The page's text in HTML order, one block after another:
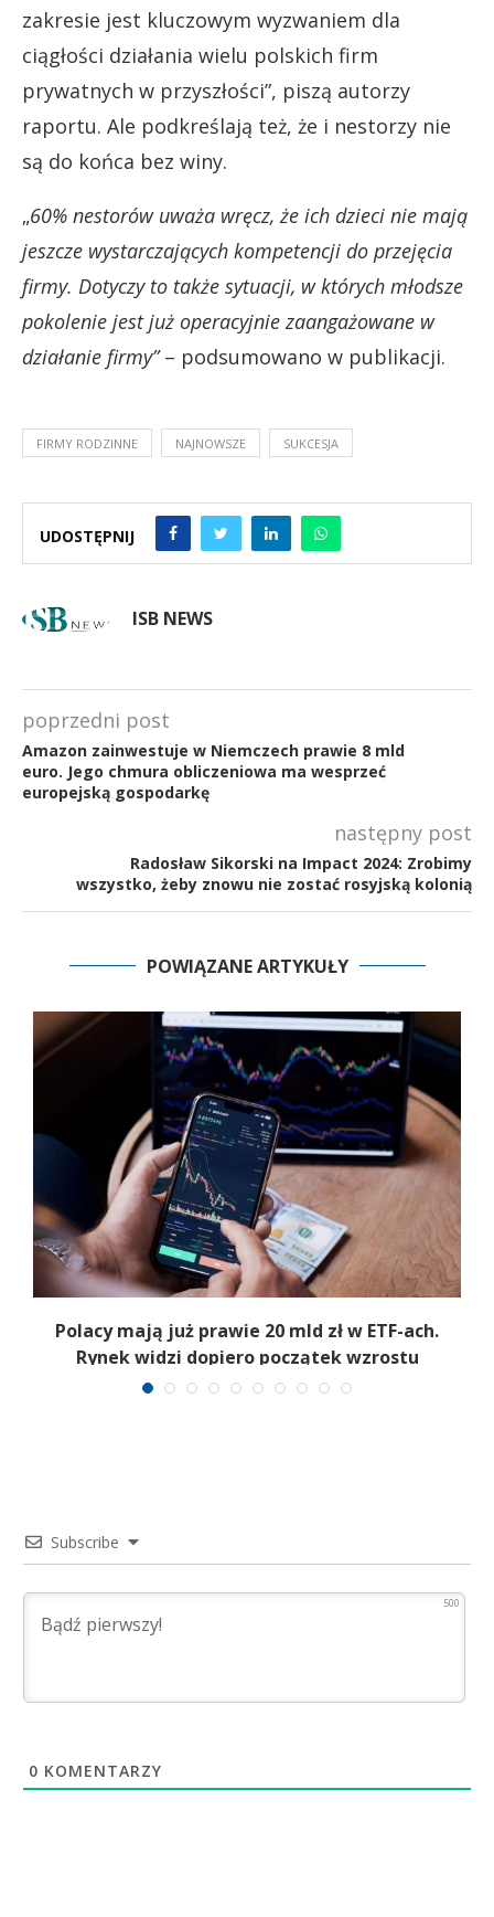
zakresie jest kluczowym wyzwaniem dla
ciągłości działania wielu polskich firm
prywatnych w przyszłości”, piszą autorzy
raportu. Ale podkreślają też, że i nestorzy nie
są do końca bez winy.
„60% nestorów uważa wręcz, że ich dzieci nie mają
jeszcze wystarczających kompetencji do przejęcia
firmy. Dotyczy to także sytuacji, w których młodsze
pokolenie jest już operacyjnie zaangażowane w
działanie firmy”– podsumowano w publikacji.
FIRMY RODZINNE NAJNOWSZE SUKCESJA
UDOSTĘPNIJ
ISB NEWS
poprzedni post
Amazon zainwestuje w Niemczech prawie 8 mld
euro. Jego chmura obliczeniowa ma wesprzeć
europejską gospodarkę
następny post
Radosław Sikorski na Impact 2024: Zrobimy
wszystko, żeby znowu nie zostać rosyjską kolonią
POWIĄZANE ARTYKUŁY
Polacy mają już prawie 20 mld zł w ETF-ach.
Rynek widzi dopiero początek wzrostu
Subscribe
500
0 KOMENTARZY